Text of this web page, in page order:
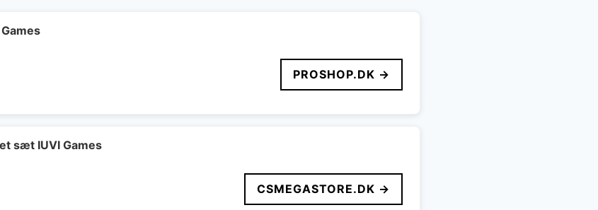
PROSHOP.DK →
sæt IUVI Games
CSMEGASTORE.DK →